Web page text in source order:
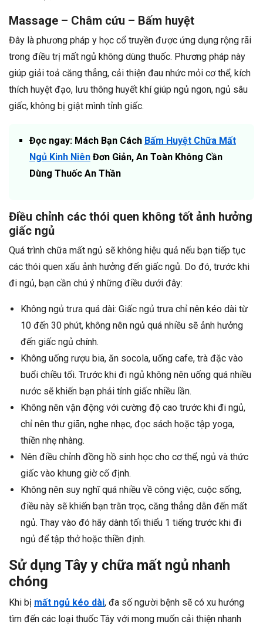
Massage – Châm cứu – Bấm huyệt
Đây là phương pháp y học cổ truyền được ứng dụng rộng rãi
trong điều trị mất ngủ không dùng thuốc. Phương pháp này
giúp giải toả căng thẳng, cải thiện đau nhức mỏi cơ thể, kích
thích huyệt đạo, lưu thông huyết khí giúp ngủ ngon, ngủ sâu
giấc, không bị giật mình tỉnh giấc.
Đọc ngay: Mách Bạn Cách Bấm Huyệt Chữa Mất
Ngủ Kinh Niên Đơn Giản, An Toàn Không Cần
Dùng Thuốc An Thần
Điều chỉnh các thói quen không tốt ảnh hưởng
giấc ngủ
Quá trình chữa mất ngủ sẽ không hiệu quả nếu bạn tiếp tục
các thói quen xấu ảnh hưởng đến giấc ngủ. Do đó, trước khi
đi ngủ, bạn cần chú ý những điều dưới đây:
Không ngủ trưa quá dài: Giấc ngủ trưa chỉ nên kéo dài từ
10 đến 30 phút, không nên ngủ quá nhiều sẽ ảnh hưởng
đến giấc ngủ chính.
Không uống rượu bia, ăn socola, uống cafe, trà đặc vào
buổi chiều tối. Trước khi đi ngủ không nên uống quá nhiều
nước sẽ khiến bạn phải tỉnh giấc nhiều lần.
Không nên vận động với cường độ cao trước khi đi ngủ,
chỉ nên thư giãn, nghe nhạc, đọc sách hoặc tập yoga,
thiền nhẹ nhàng.
Nên điều chỉnh đồng hồ sinh học cho cơ thể, ngủ và thức
giấc vào khung giờ cố định.
Không nên suy nghĩ quá nhiều về công việc, cuộc sống,
điều này sẽ khiến bạn trằn trọc, căng thẳng dẫn đến mất
ngủ. Thay vào đó hãy dành tối thiểu 1 tiếng trước khi đi
ngủ để tập thở hoặc thiền định.
Sử dụng Tây y chữa mất ngủ nhanh
chóng
Khi bị mất ngủ kéo dài, đa số người bệnh sẽ có xu hướng
tìm đến các loại thuốc Tây với mong muốn cải thiện nhanh